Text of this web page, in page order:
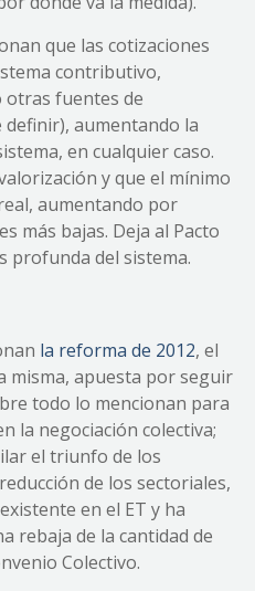
que las cotizaciones
contributivo,
fuentes de
aumentando la
en cualquier caso.
y que el mínimo
aumentando por
más bajas. Deja al Pacto
profunda del sistema.
la reforma de 2012, el
misma, apuesta por seguir
todo lo mencionan para
la negociación colectiva;
el triunfo de los
de los sectoriales,
en el ET y ha
rebaja de la cantidad de
Colectivo.